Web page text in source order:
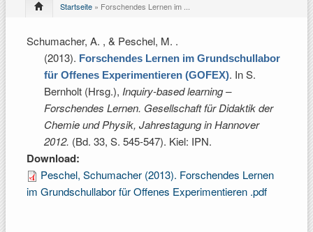
Startseite » Forschendes Lernen im ...
Schumacher, A. , & Peschel, M. .
(2013). Forschendes Lernen im Grundschullabor
für Offenes Experimentieren (GOFEX). InS.
Bernholt (Hrsg.), Inquiry-based learning –
Forschendes Lernen. Gesellschaft für Didaktik der
Chemie und Physik, Jahrestagung in Hannover
2012. (Bd. 33, S. 545-547). Kiel: IPN.
Download:
Peschel, Schumacher (2013). Forschendes Lernen
im Grundschullabor für Offenes Experimentieren .pdf